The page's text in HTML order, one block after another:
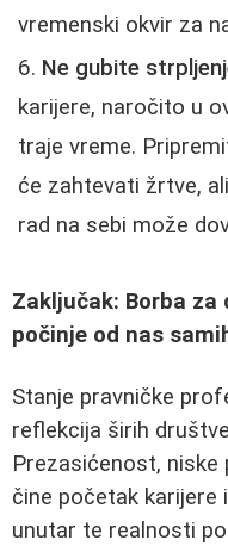
vremenski okvir za
Ne gubite
karijere, naročito u
traje vreme.
će zahtevati žrtve,
rad na sebi može
Zaključak: Borba
počinje od nas
Stanje pravničke
reflekcija širih
Prezasićenost,
čine početak
unutar te realnosti